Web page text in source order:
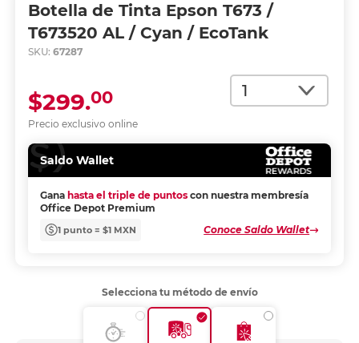
Botella de Tinta Epson T673 /
T673520 AL / Cyan / EcoTank
SKU: 67287
Cantidad
Precio exclusivo online
$299.00
Saldo Wallet
Gana hasta el triple de puntos con nuestra membresía
Office Depot Premium
1 punto = $1 MXN Conoce Saldo Wallet
Selecciona tu método de envío